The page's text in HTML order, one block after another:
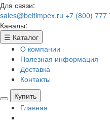
Для связи:
sales@beltimpex.ru +7 (800) 777
Каналы:
☰ Каталог
О компании
Полезная информация
Доставка
Контакты
Купить
Главная